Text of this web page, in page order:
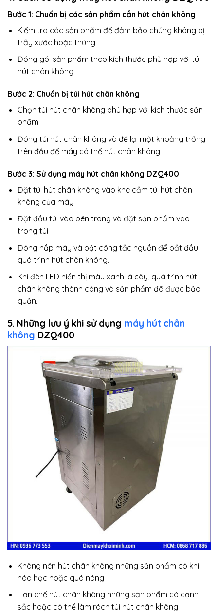
Bước 1: Chuẩn bị các sản phẩm cần hút chân không
Kiểm tra các sản phẩm để đảm bảo chúng không bị
trầy xước hoặc thủng.
Đóng gói sản phẩm theo kích thước phù hợp với túi
hút chân không.
Bước 2: Chuẩn bị túi hút chân không
Chọn túi hút chân không phù hợp với kích thước sản
phẩm.
Đóng túi hút chân không và để lại một khoảng trống
trên đầu để máy có thể hút chân không.
Bước 3: Sử dụng máy hút chân không DZQ400
Đặt túi hút chân không vào khe cắm túi hút chân
không của máy.
Đặt đầu túi vào bên trong và đặt sản phẩm vào
trong túi.
Đóng nắp máy và bật công tắc nguồn để bắt đầu
quá trình hút chân không.
Khi đèn LED hiển thị màu xanh lá cây, quá trình hút
chân không thành công và sản phẩm đã được bảo
quản.
5. Những lưu ý khi sử dụng máy hút chân
không DZQ400
Không nên hút chân không những sản phẩm có khí
hóa học hoặc quá nóng.
Hạn chế hút chân không những sản phẩm có cạnh
sắc hoặc có thể làm rách túi hút chân không.